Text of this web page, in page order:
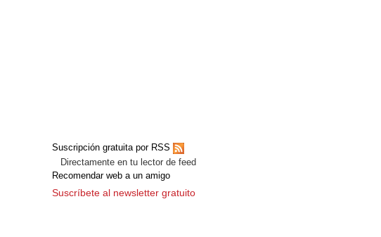
Suscripción gratuita por RSS
Directamente en tu lector de feed
Recomendar web a un amigo
Suscríbete al newsletter gratuito